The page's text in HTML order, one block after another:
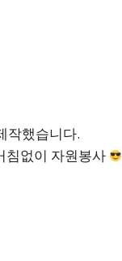
작했습니다.
침없이 자원봉사